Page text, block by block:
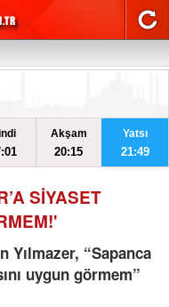
Akşam
20:15
Yatsı
21:49
SİYASET
Yılmazer, “Sapanca
uygun görmem”